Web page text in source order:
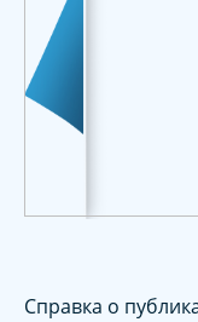
Справка о